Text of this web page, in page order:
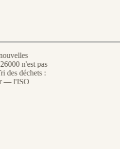
n'est pas
déchets :
l'ISO